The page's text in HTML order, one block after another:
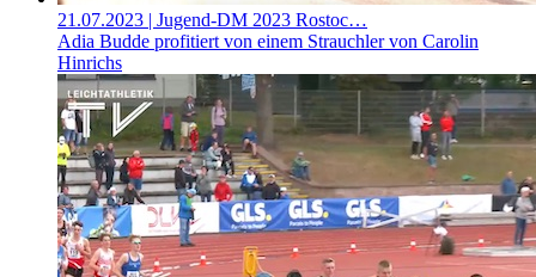
21.07.2023 | Jugend-DM 2023 Rostoc…
Adia Budde profitiert von einem Strauchler von Carolin
Hinrichs